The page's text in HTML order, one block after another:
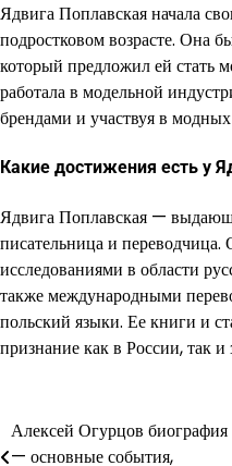
Ядвига Поплавская начала
подростковом возрасте. Она
который предложил ей стать
работала в модельной
брендами и участвуя в
Какие достижения есть у
Ядвига Поплавская —
писательница и
исследованиями в области
также международными
польский языки. Ее книги и
признание как в России, так и
Навигация
Алексей Огурцов биография
— основные события,